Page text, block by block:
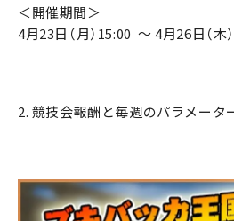
＜開催期間＞
4月23日（月）15:00 ～ 4月26日（木
2. 競技会報酬と毎週のパラメータ